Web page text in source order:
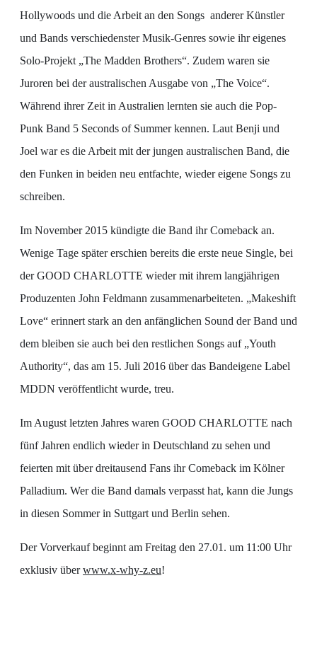
Hollywoods und die Arbeit an den Songs anderer Künstler
und Bands verschiedenster Musik-Genres sowie ihr eigenes
Solo-Projekt „The Madden Brothers“. Zudem waren sie
Juroren bei der australischen Ausgabe von „The Voice“.
Während ihrer Zeit in Australien lernten sie auch die Pop-
Punk Band 5 Seconds of Summer kennen. Laut Benji und
Joel war es die Arbeit mit der jungen australischen Band, die
den Funken in beiden neu entfachte, wieder eigene Songs zu
schreiben.
Im November 2015 kündigte die Band ihr Comeback an.
Wenige Tage später erschien bereits die erste neue Single, bei
der GOOD CHARLOTTE wieder mit ihrem langjährigen
Produzenten John Feldmann zusammenarbeiteten. „Makeshift
Love“ erinnert stark an den anfänglichen Sound der Band und
dem bleiben sie auch bei den restlichen Songs auf „Youth
Authority“, das am 15. Juli 2016 über das Bandeigene Label
MDDN veröffentlicht wurde, treu.
Im August letzten Jahres waren GOOD CHARLOTTE nach
fünf Jahren endlich wieder in Deutschland zu sehen und
feierten mit über dreitausend Fans ihr Comeback im Kölner
Palladium. Wer die Band damals verpasst hat, kann die Jungs
in diesen Sommer in Suttgart und Berlin sehen.
Der Vorverkauf beginnt am Freitag den 27.01. um 11:00 Uhr
exklusiv überwww.x-why-z.eu!